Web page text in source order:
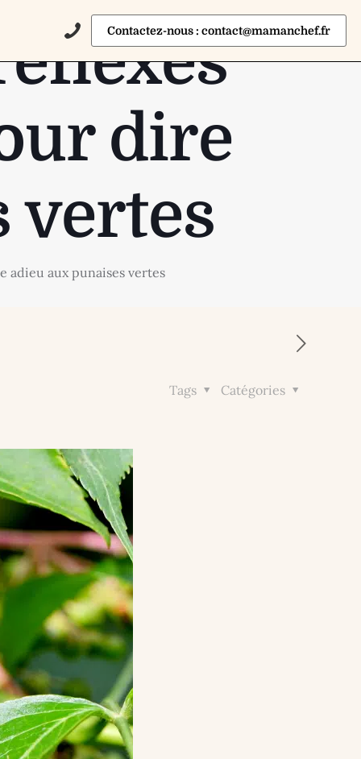
Contactez-nous : contact@mamanchef.fr
dire
vertes
adieu aux punaises vertes
Catégories
Tags